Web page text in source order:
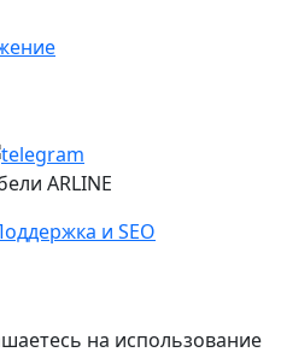
ARLINE
и SEO
на использование